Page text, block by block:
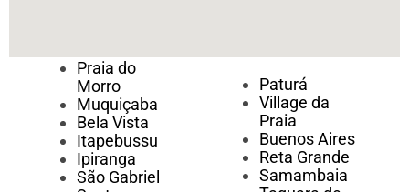
Praia do
Morro
Muquiçaba
Bela Vista
Itapebussu
Ipiranga
São Gabriel
Paturá
Village da
Praia
Buenos Aires
Reta Grande
Samambaia